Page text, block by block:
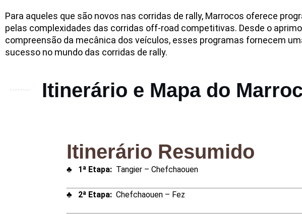
Para aqueles que são novos nas corridas de rally, Marrocos oferece
pelas complexidades das corridas off-road competitivas. Desde o
compreensão da mecânica dos veículos, esses programas fornecem
sucesso no mundo das corridas de rally.
Itinerário e Mapa do
Itinerário Resumido
♣ 1ª Etapa: Tangier – Chefchaouen
♣ 2ª Etapa: Chefchaouen – Fez